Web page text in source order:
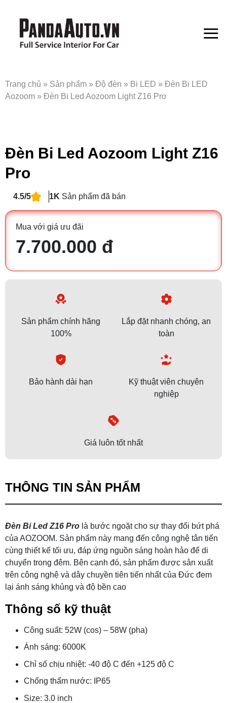
Trang chủ » Sản phẩm » Độ đèn » Bi LED » Đèn Bi LED
Aozoom » Đèn Bi Led Aozoom Light Z16 Pro
Đèn Bi Led Aozoom Light Z16
Pro
4.5/5 1K Sản phẩm đã bán
Mua với giá ưu đãi
7.700.000 đ
Sản phẩm chính hãng
100%
Lắp đặt nhanh chóng, an
toàn
Bảo hành dài hạn
Kỹ thuật viên chuyên
nghiệp
Giá luôn tốt nhất
THÔNG TIN SẢN PHẨM
Đèn Bi Led Z16 Pro là bước ngoặt cho sự thay đổi bứt phá
của AOZOOM. Sản phẩm này mang đến công nghệ tân tiến
cùng thiết kế tối ưu, đáp ứng nguồn sáng hoàn hảo để di
chuyển trong đêm. Bên cạnh đó, sản phẩm được sản xuất
trên công nghệ và dây chuyền tiên tiến nhất của Đức đem
lại ánh sáng khủng và độ bền cao
Thông số kỹ thuật
Công suất: 52W (cos) – 58W (pha)
Ánh sáng: 6000K
Chỉ số chịu nhiệt: -40 độ C đến +125 độ C
Chống thấm nước: IP65
Size: 3.0 inch